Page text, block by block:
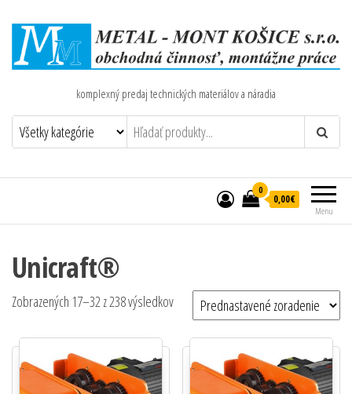
komplexný predaj technických materiálov a náradia
Menu
0
0,00€
Unicraft®
Zobrazených 17–32 z 238 výsledkov